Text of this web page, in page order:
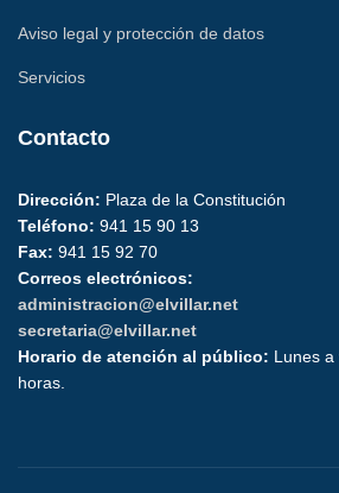
Aviso legal y protección de datos
Servicios
Contacto
Dirección: Plaza de la Constitución
Teléfono: 941 15 90 13
Fax: 941 15 92 70
Correos electrónicos:
administracion@elvillar.net
secretaria@elvillar.net
Horario de atención al público: Lunes
horas.